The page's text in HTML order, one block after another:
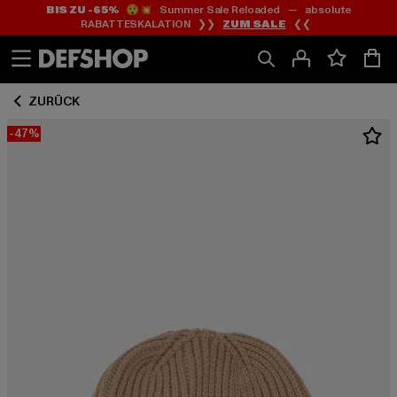
Zum
Inhalt
springen
Zum
Fußzeile
springen
BIS ZU -65%😲💥 Summer Sale Reloaded — absolute
RABATTESKALATION ❯❯ ZUM SALE ❮❮
ZURÜCK
-47%